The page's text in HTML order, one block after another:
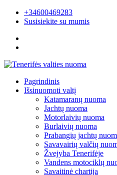
+34600469283
Susisiekite su mumis
Pagrindinis
Išsinuomoti valtį
Katamaranų nuoma
Jachtų nuoma
Motorlaivių nuoma
Burlaivių nuoma
Prabangių jachtų
Savavairių valčių
Žvejyba Tenerifėje
Vandens motociklų
Savaitinė chartija